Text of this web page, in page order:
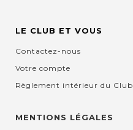
LE CLUB ET VOUS
Contactez-nous
Votre compte
Règlement intérieur du Club
MENTIONS LÉGALES